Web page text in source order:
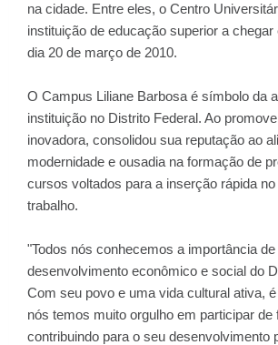
na cidade. Entre eles, o Centro
instituição de educação superior a chegar
dia 20 de março de 2010.
O Campus Liliane Barbosa é símbolo da
instituição no Distrito Federal. Ao
inovadora, consolidou sua reputação ao
modernidade e ousadia na formação de
cursos voltados para a inserção rápida
trabalho.
"Todos nós conhecemos a importância
desenvolvimento econômico e social do
Com seu povo e uma vida cultural ativa,
nós temos muito orgulho em participar de
contribuindo para o seu desenvolvimento